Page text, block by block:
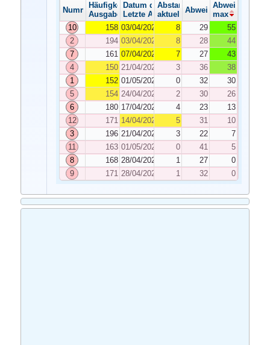
Nummer
Häufigkeit der Ausgabe
Ausgabe
Datum der Ausgabe
Letzte Ausgabe
Abstand
aktuelleAbweichung
Abweichung
max
10
158 03/04/2026 8 29
55
2
194 03/04/2026 8 28
44
7
161 07/04/2026 7 27
43
4
150 21/04/2026 3 36
38
1
152 01/05/2026 0 32
30
5
154 24/04/2026 2 30
26
6
180 17/04/2026 4 23
13
12
171 14/04/2026 5 31
10
3
196 21/04/2026 3 22
7
11
163 01/05/2026 0 41
5
8
168 28/04/2026 1 27
0
9
171 28/04/2026 1 32 0